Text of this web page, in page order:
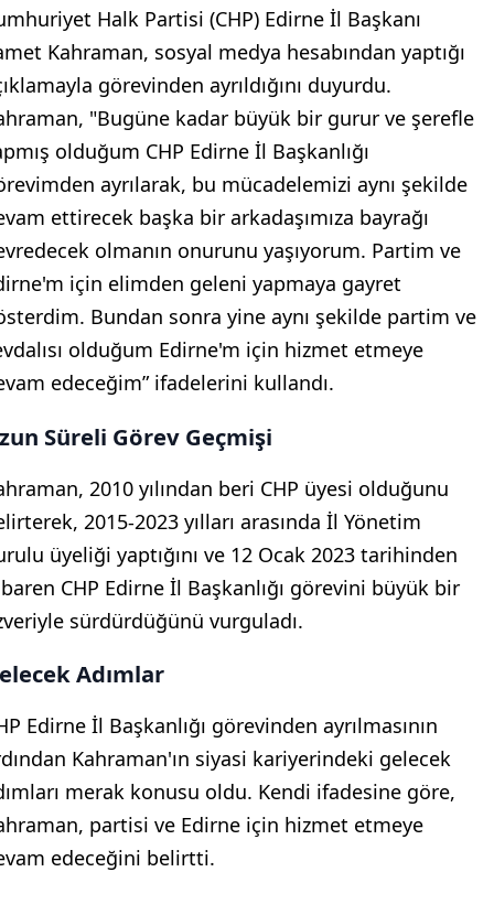
Halk Partisi (CHP) Edirne İl Başkanı
Kahraman, sosyal medya hesabından yaptığı
görevinden ayrıldığını duyurdu.
"Bugüne kadar büyük bir gurur ve şerefle
olduğum CHP Edirne İl Başkanlığı
ayrılarak, bu mücadelemizi aynı şekilde
ettirecek başka bir arkadaşımıza bayrağı
olmanın onurunu yaşıyorum. Partim ve
için elimden geleni yapmaya gayret
Bundan sonra yine aynı şekilde partim ve
olduğum Edirne'm için hizmet etmeye
edeceğim” ifadelerini kullandı.
Süreli Görev Geçmişi
2010 yılından beri CHP üyesi olduğunu
2015-2023 yılları arasında İl Yönetim
üyeliği yaptığını ve 12 Ocak 2023 tarihinden
CHP Edirne İl Başkanlığı görevini büyük bir
sürdürdüğünü vurguladı.
Adımlar
Edirne İl Başkanlığı görevinden ayrılmasının
Kahraman'ın siyasi kariyerindeki gelecek
merak konusu oldu. Kendi ifadesine göre,
partisi ve Edirne için hizmet etmeye
edeceğini belirtti.